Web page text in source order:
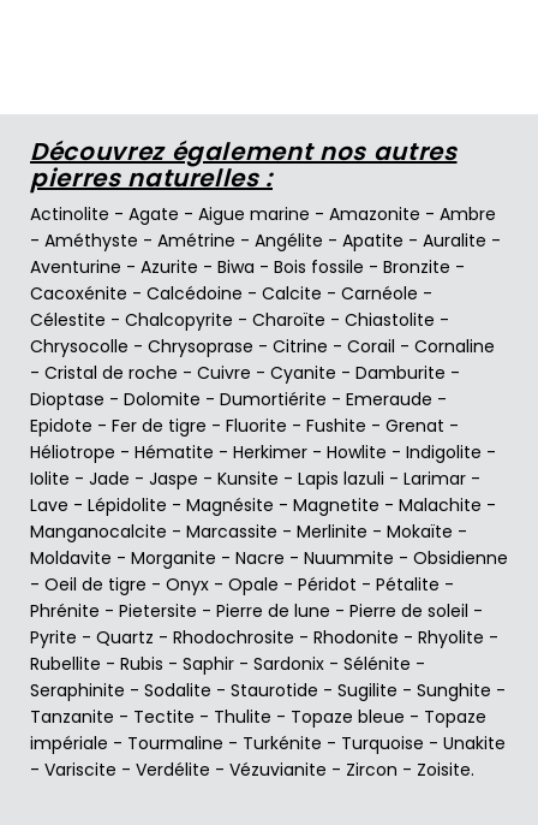
Découvrez également nos autres
pierres naturelles :
Actinolite - Agate - Aigue marine - Amazonite - Ambre
- Améthyste - Amétrine - Angélite - Apatite - Auralite -
Aventurine - Azurite - Biwa - Bois fossile - Bronzite -
Cacoxénite - Calcédoine - Calcite - Carnéole -
Célestite - Chalcopyrite - Charoïte - Chiastolite -
Chrysocolle - Chrysoprase - Citrine - Corail - Cornaline
- Cristal de roche - Cuivre - Cyanite - Damburite -
Dioptase - Dolomite - Dumortiérite - Emeraude -
Epidote - Fer de tigre - Fluorite - Fushite - Grenat -
Héliotrope - Hématite - Herkimer - Howlite - Indigolite -
Iolite - Jade - Jaspe - Kunsite - Lapis lazuli - Larimar -
Lave - Lépidolite - Magnésite - Magnetite - Malachite -
Manganocalcite - Marcassite - Merlinite - Mokaïte -
Moldavite - Morganite - Nacre - Nuummite - Obsidienne
- Oeil de tigre - Onyx - Opale - Péridot - Pétalite -
Phrénite - Pietersite - Pierre de lune - Pierre de soleil -
Pyrite - Quartz - Rhodochrosite - Rhodonite - Rhyolite -
Rubellite - Rubis - Saphir - Sardonix - Sélénite -
Seraphinite - Sodalite - Staurotide - Sugilite - Sunghite -
Tanzanite - Tectite - Thulite - Topaze bleue - Topaze
impériale - Tourmaline - Turkénite - Turquoise - Unakite
- Variscite - Verdélite - Vézuvianite - Zircon - Zoisite.